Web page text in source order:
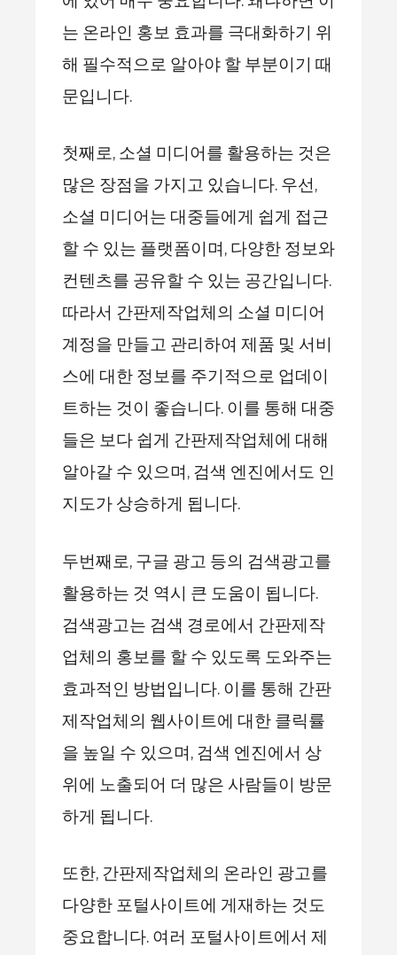
는 온라인 홍보 효과를 극대화하기 위
해 필수적으로 알아야 할 부분이기 때
문입니다.
첫째로, 소셜 미디어를 활용하는 것은
많은 장점을 가지고 있습니다. 우선,
소셜 미디어는 대중들에게 쉽게 접근
할 수 있는 플랫폼이며, 다양한 정보와
컨텐츠를 공유할 수 있는 공간입니다.
따라서 간판제작업체의 소셜 미디어
계정을 만들고 관리하여 제품 및 서비
스에 대한 정보를 주기적으로 업데이
트하는 것이 좋습니다. 이를 통해 대중
들은 보다 쉽게 간판제작업체에 대해
알아갈 수 있으며, 검색 엔진에서도 인
지도가 상승하게 됩니다.
두번째로, 구글 광고 등의 검색광고를
활용하는 것 역시 큰 도움이 됩니다.
검색광고는 검색 경로에서 간판제작
업체의 홍보를 할 수 있도록 도와주는
효과적인 방법입니다. 이를 통해 간판
제작업체의 웹사이트에 대한 클릭률
을 높일 수 있으며, 검색 엔진에서 상
위에 노출되어 더 많은 사람들이 방문
하게 됩니다.
또한, 간판제작업체의 온라인 광고를
다양한 포털사이트에 게재하는 것도
중요합니다. 여러 포털사이트에서 제